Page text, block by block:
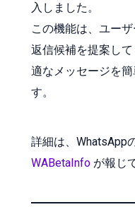
入しました。
この機能は、ユー
返信候補を提案し
適なメッセージを
す。
詳細は、WhatsApp
WABetaInfo が報じ